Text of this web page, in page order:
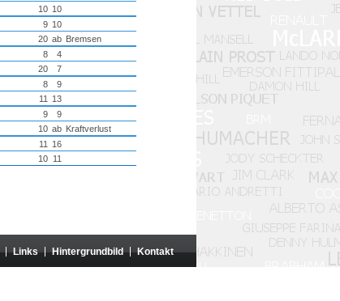
10 10
9 10
20 ab Bremsen
8
4
20 7
8
9
11 13
9
9
10 ab Kraftverlust
11
16
10 11
Links Hintergrundbild Kontakt